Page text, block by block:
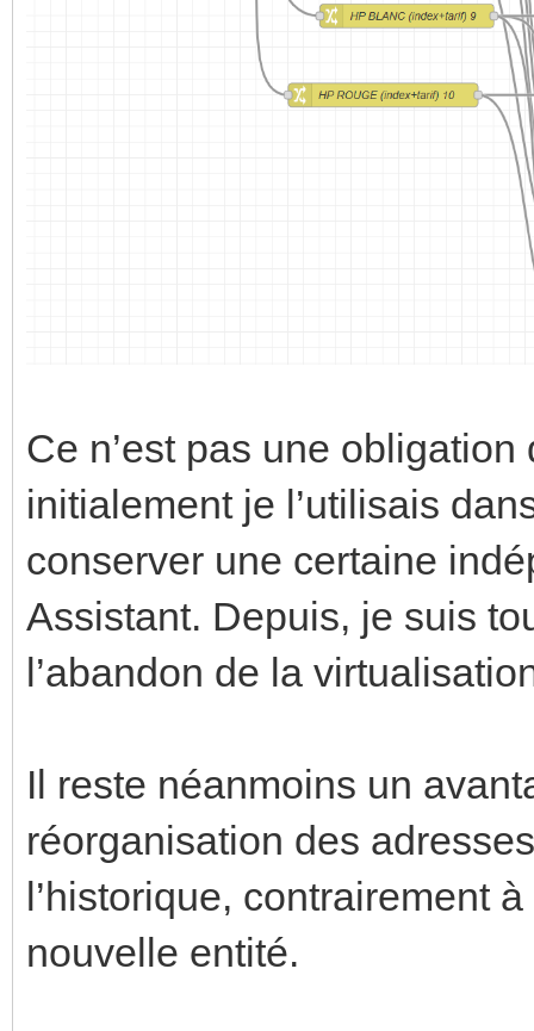
Ce n’est pas une
initialement je l’utilisais
conserver une certaine
Assistant. Depuis, je suis
l’abandon de la
Il reste néanmoins un
réorganisation des
l’historique, contrairement
nouvelle entité.